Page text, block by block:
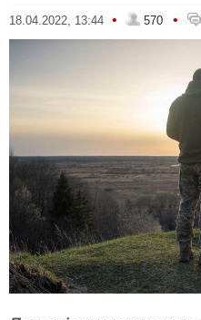
18.04.2022, 13:44 • 570 •